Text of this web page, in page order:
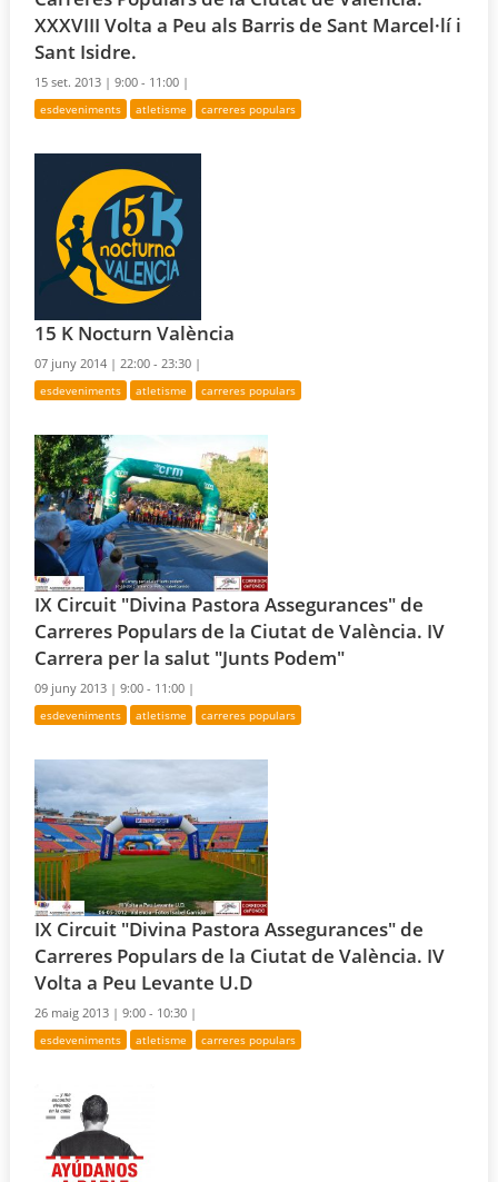
XXXVIII Volta a Peu als Barris de Sant Marcel·lí i
Sant Isidre.
15 set. 2013 |9:00 - 11:00 |
esdeveniments atletisme carreres populars
15 K Nocturn València
07 juny 2014 |22:00 - 23:30 |
esdeveniments atletisme carreres populars
IX Circuit "Divina Pastora Assegurances" de
Carreres Populars de la Ciutat de València. IV
Carrera per la salut "Junts Podem"
09 juny 2013 |9:00 - 11:00 |
esdeveniments atletisme carreres populars
IX Circuit "Divina Pastora Assegurances" de
Carreres Populars de la Ciutat de València. IV
Volta a Peu Levante U.D
26 maig 2013 |9:00 - 10:30 |
esdeveniments atletisme carreres populars